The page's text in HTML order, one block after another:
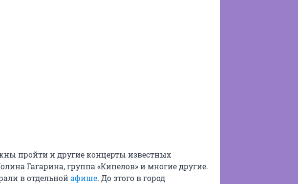
пройти и другие концерты известных
Гагарина, группа «Кипелов» и многие другие.
в отдельнойафише. До этого в город